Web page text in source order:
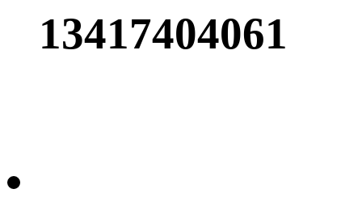
13417404061